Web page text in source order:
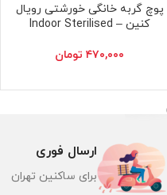
افزودن به سبد خرید
پوچ گربه خانگی خورشتی رویال
کنین – Indoor Sterilised
۴۷۰,۰۰۰ تومان
ارسال فوری
برای ساکنین تهران